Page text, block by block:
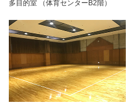
多目的室 （体育センターB2階）